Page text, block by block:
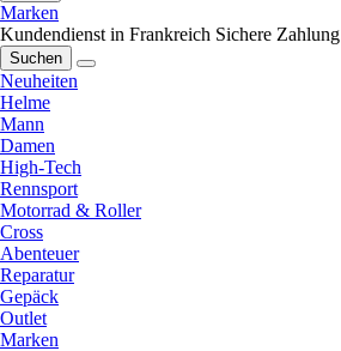
Marken
Kundendienst in Frankreich Sichere Zahlung
Suchen
Neuheiten
Helme
Mann
Damen
High-Tech
Rennsport
Motorrad & Roller
Cross
Abenteuer
Reparatur
Gepäck
Outlet
Marken